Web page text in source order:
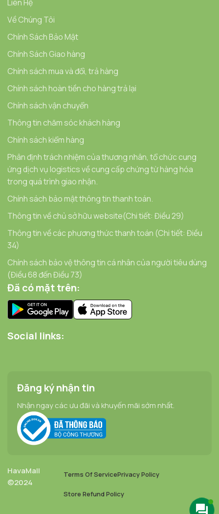
Liên Hệ
Về Chúng Tôi
Chính Sách Bảo Mật
Chính Sách Giao hàng
Chính sách mua và đổi, trả hàng
Chính sách hoàn tiền cho hàng trả lại
Chính sách vận chuyển
Thông tin chăm sóc khách hàng
Chính sách kiểm hàng
Phân định trách nhiệm của thương nhân, tổ chức cung
ứng dịch vụ logistics về cung cấp chứng từ hàng hóa
trong quá trình giao nhận.
Chính sách bảo mật thông tin thanh toán.
Thông tin về chủ sở hữu website(Chi tiết: Điều 29)
Thông tin về các phương thức thanh toán (Chi tiết: Điều
34)
Chính sách bảo vệ thông tin cá nhân của người tiêu dùng
(Điều 68 đến Điều 73)
Đã có mặt trên:
Social links:
Đăng ký nhận tin
Nhận ngay các ưu đãi và khuyến mãi sớm nhất.
HavaMall
©2024
Terms Of ServicePrivacy Policy
Store Refund Policy
Nước Cốt